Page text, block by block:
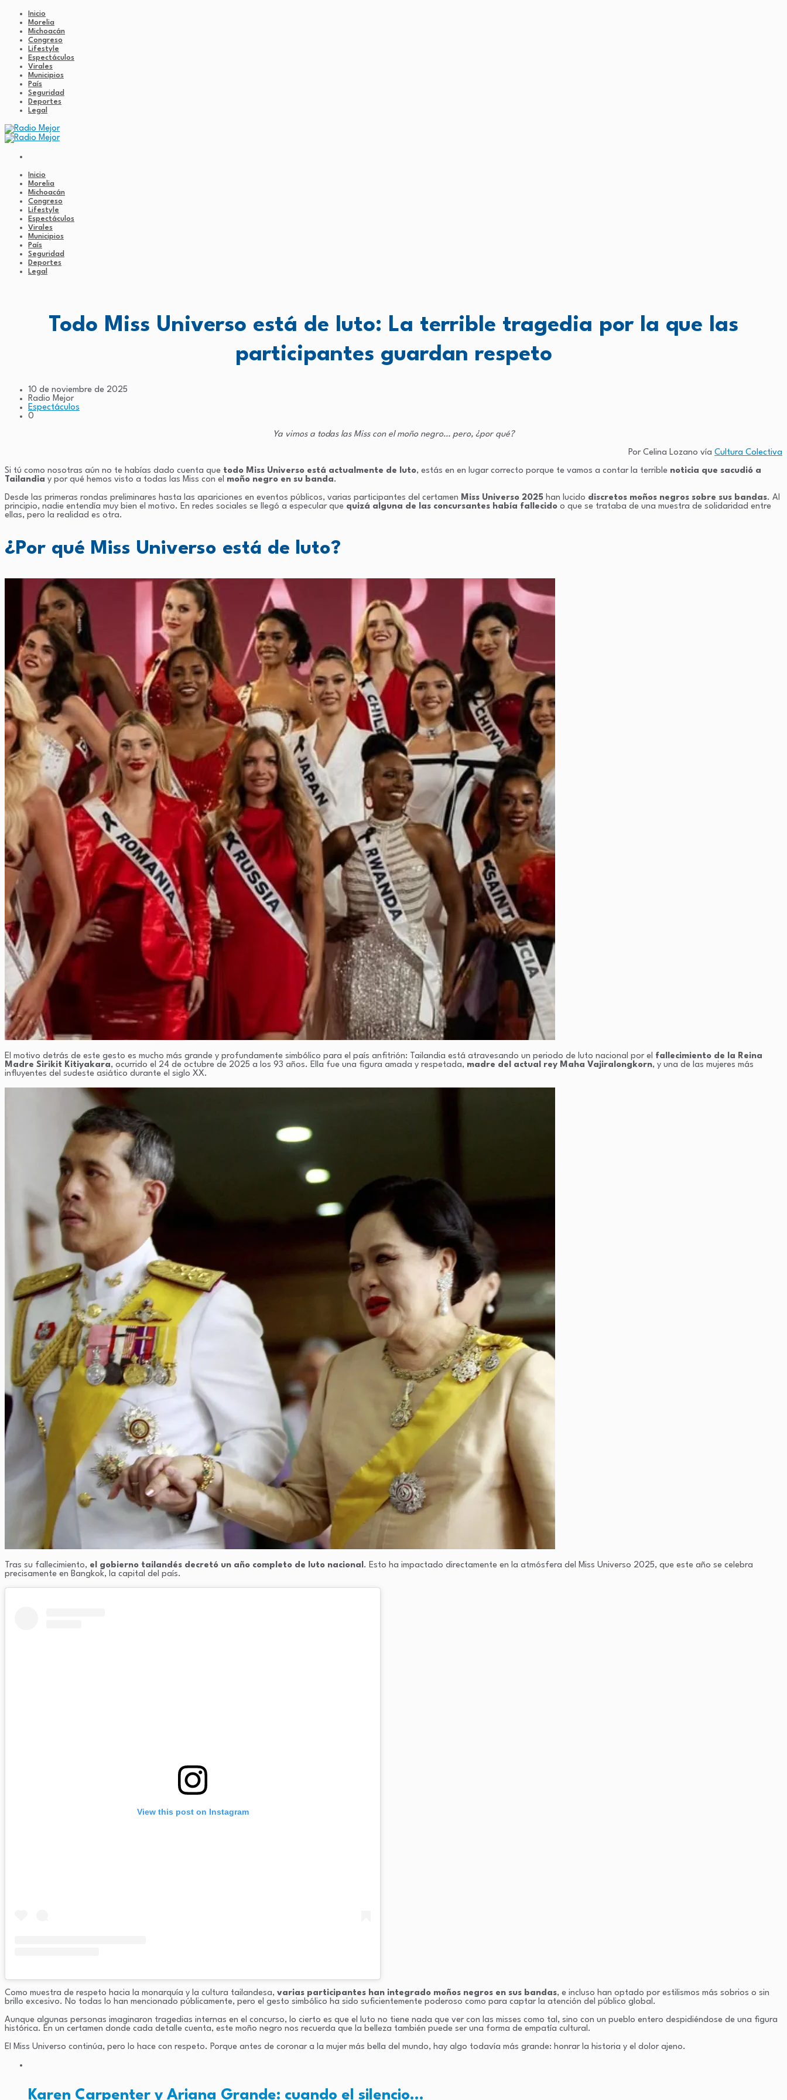
Inicio
Morelia
Michoacán
Congreso
Lifestyle
Espectáculos
Virales
Municipios
País
Seguridad
Deportes
Legal
Inicio
Morelia
Michoacán
Congreso
Lifestyle
Espectáculos
Virales
Municipios
País
Seguridad
Deportes
Legal
Todo Miss Universo está de luto: La terrible tragedia por la que las
participantes guardan respeto
10 de noviembre de 2025
Radio Mejor
Espectáculos
0
Ya vimos a todas las Miss con el moño negro… pero, ¿por qué?
Por Celina Lozano vía Cultura Colectiva
Si tú como nosotras aún no te habías dado cuenta que todo Miss Universo está actualmente de luto, estás en en lugar correcto porque te vamos a contar la terrible noticia que sacudió a
Tailandia y por qué hemos visto a todas las Miss con el moño negro en su banda.
Desde las primeras rondas preliminares hasta las apariciones en eventos públicos, varias participantes del certamen Miss Universo 2025 han lucido discretos moños negros sobre sus bandas. Al
principio, nadie entendía muy bien el motivo. En redes sociales se llegó a especular que quizá alguna de las concursantes había fallecido o que se trataba de una muestra de solidaridad entre
ellas, pero la realidad es otra.
¿Por qué Miss Universo está de luto?
El motivo detrás de este gesto es mucho más grande y profundamente simbólico para el país anfitrión: Tailandia está atravesando un periodo de luto nacional por el fallecimiento de la Reina
Madre Sirikit Kitiyakara, ocurrido el 24 de octubre de 2025 a los 93 años. Ella fue una figura amada y respetada, madre del actual rey Maha Vajiralongkorn, y una de las mujeres más
influyentes del sudeste asiático durante el siglo XX.
Tras su fallecimiento, el gobierno tailandés decretó un año completo de luto nacional . Esto ha impactado directamente en la atmósfera del Miss Universo 2025, que este año se celebra
precisamente en Bangkok, la capital del país.
View this post on Instagram
Como muestra de respeto hacia la monarquía y la cultura tailandesa, varias participantes han integrado moños negros en sus bandas, e incluso han optado por estilismos más sobrios o sin
brillo excesivo. No todas lo han mencionado públicamente, pero el gesto simbólico ha sido suficientemente poderoso como para captar la atención del público global.
Aunque algunas personas imaginaron tragedias internas en el concurso, lo cierto es que el luto no tiene nada que ver con las misses como tal, sino con un pueblo entero despidiéndose de una figura
histórica. En un certamen donde cada detalle cuenta, este moño negro nos recuerda que la belleza también puede ser una forma de empatía cultural.
El Miss Universo continúa, pero lo hace con respeto. Porque antes de coronar a la mujer más bella del mundo, hay algo todavía más grande: honrar la historia y el dolor ajeno.
Karen Carpenter y Ariana Grande: cuando el silencio…